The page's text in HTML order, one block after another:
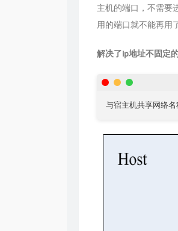
主机的端口，不需要
用的端口就不能再用
解决了ip地址不固定
与宿主机共享网络